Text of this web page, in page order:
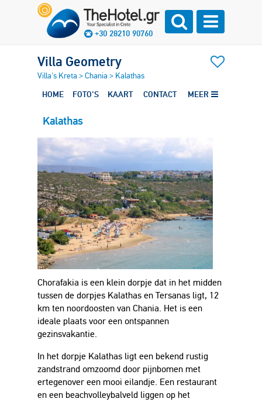
+30 28210 90760
Villa Geometry
Villa's Kreta >Chania > Kalathas
HOME FOTO'S KAART CONTACT MEER
Kalathas
Chorafakia is een klein dorpje dat in het midden
tussen de dorpjes Kalathas en Tersanas ligt, 12
km ten noordoosten van Chania. Het is een
ideale plaats voor een ontspannen
gezinsvakantie.
In het dorpje Kalathas ligt een bekend rustig
zandstrand omzoomd door pijnbomen met
ertegenover een mooi eilandje. Een restaurant
en een beachvolleybalveld liggen op het